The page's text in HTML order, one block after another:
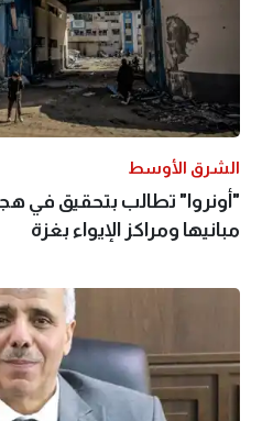
الشرق الأوسط
"أونروا" تطالب بتحقيق في
مبانيها ومراكز الإيواء بغزة